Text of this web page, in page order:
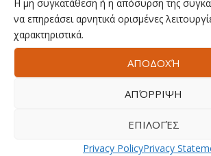
Η μη συγκατάθεση ή η απόσυρση της
να επηρεάσει αρνητικά ορισμένες
χαρακτηριστικά.
ΑΠΟΔΟΧΉ
ΑΠΌΡΡΙΨΗ
ΕΠΙΛΟΓΈΣ
Privacy PolicyPrivacy
Youtube
Instagram